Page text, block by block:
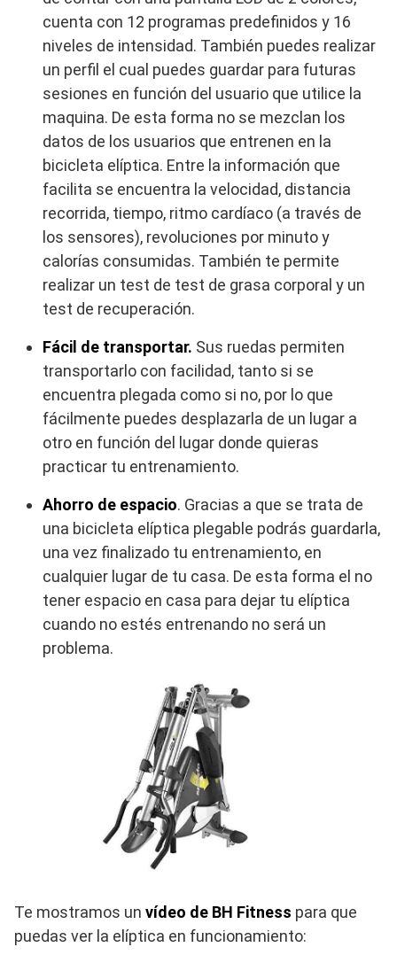
cuenta con 12 programas predefinidos y 16
niveles de intensidad. También puedes realizar
un perfil el cual puedes guardar para futuras
sesiones en función del usuario que utilice la
maquina. De esta forma no se mezclan los
datos de los usuarios que entrenen en la
bicicleta elíptica. Entre la información que
facilita se encuentra la velocidad, distancia
recorrida, tiempo, ritmo cardíaco (a través de
los sensores), revoluciones por minuto y
calorías consumidas. También te permite
realizar un test de test de grasa corporal y un
test de recuperación.
Fácil de transportar. Sus ruedas permiten
transportarlo con facilidad, tanto si se
encuentra plegada como si no, por lo que
fácilmente puedes desplazarla de un lugar a
otro en función del lugar donde quieras
practicar tu entrenamiento.
Ahorro de espacio. Gracias a que se trata de
una bicicleta elíptica plegable podrás guardarla,
una vez finalizado tu entrenamiento, en
cualquier lugar de tu casa. De esta forma el no
tener espacio en casa para dejar tu elíptica
cuando no estés entrenando no será un
problema.
Te mostramos un vídeo de BH Fitness para que
puedas ver la elíptica en funcionamiento: